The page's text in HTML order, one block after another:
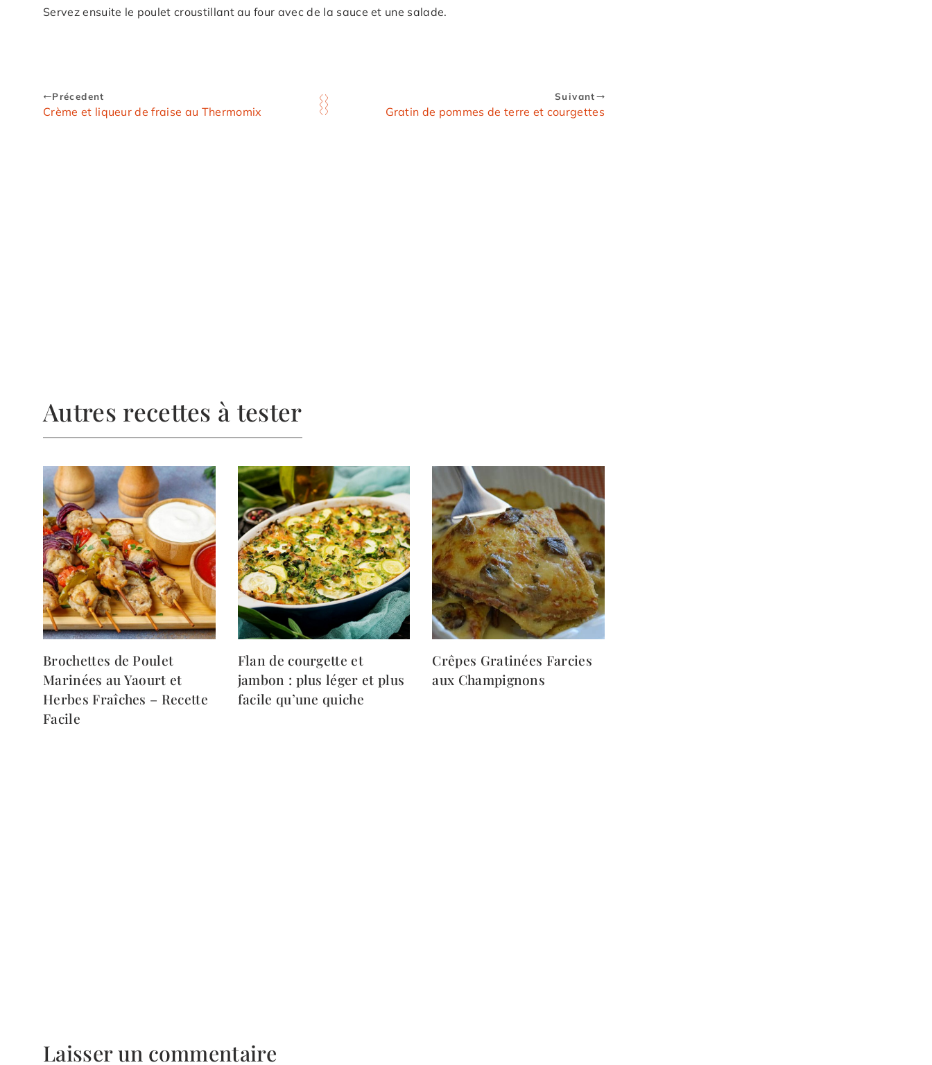
Servez ensuite le poulet croustillant au four avec de la sauce et une salade.
Précedent
Crème et liqueur de fraise au Thermomix
Suivant
Gratin de pommes de terre et courgettes
Autres recettes à tester
Brochettes de Poulet
Marinées au Yaourt et
Herbes Fraîches – Recette
Facile
Flan de courgette et
jambon : plus léger et plus
facile qu’une quiche
Crêpes Gratinées Farcies
aux Champignons
Laisser un commentaire